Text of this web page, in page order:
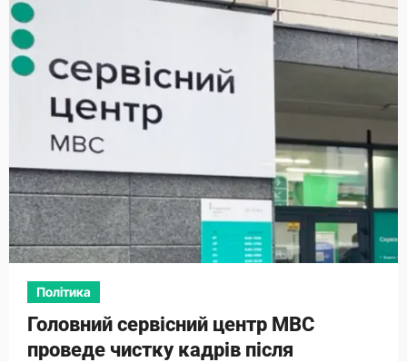
Політика
Головний сервісний центр МВС
проведе чистку кадрів після